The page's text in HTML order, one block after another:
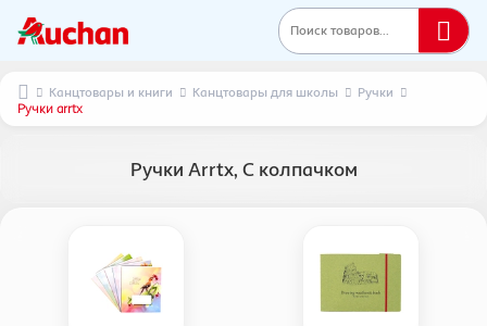
Поиск товаров...
Канцтовары и книги Канцтовары для школы
Ручки
Ручки arrtx
Ручки Arrtx, С колпачком